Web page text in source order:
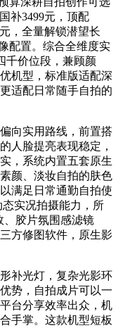
补3499元，顶配
，全量解锁潜望长
配置。综合全维度实
千价位段，兼顾颜
机型，标准版适配深
适配日常随手自拍的
向实用路线，前置搭
人脸提亮表现稳定，
，系统内置五套原生
颜、淡妆自拍的肤色
满足日常通勤自拍使
实况拍摄能力，所
、胶片氛围感滤镜
方修图软件，原生影
补光灯，复杂光影环
势，自拍成片可以一
台分享效率出众，机
手掌。这款机型短板